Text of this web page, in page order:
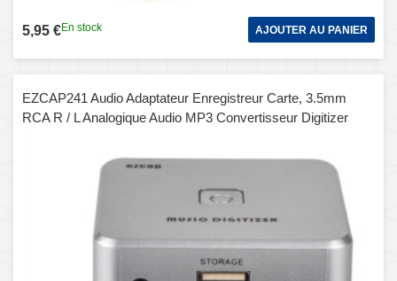
5,95 €En stock AJOUTER AU PANIER
EZCAP241 Audio Adaptateur Enregistreur Carte, 3.5mm
RCA R / L Analogique Audio MP3 Convertisseur Digitizer